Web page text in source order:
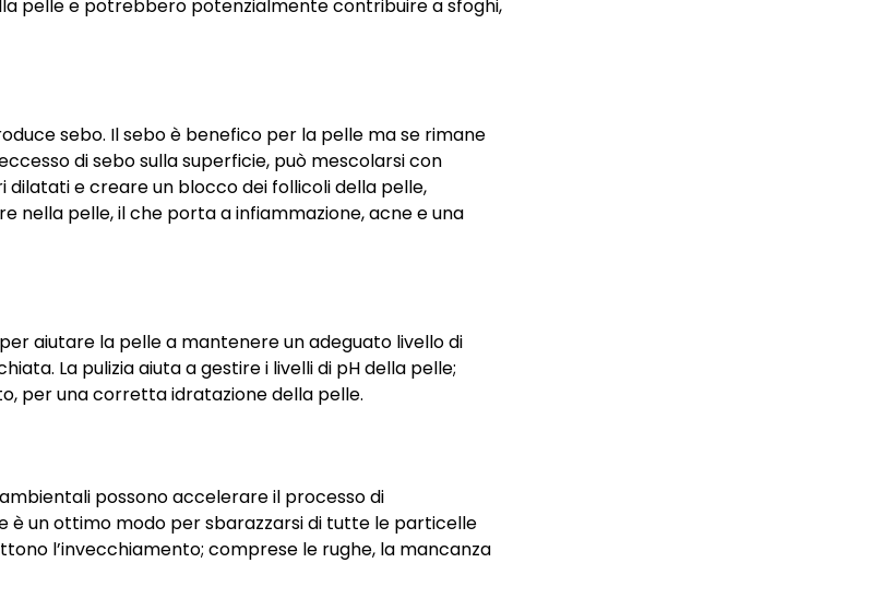
pelle e potrebbero potenzialmente contribuire a sfoghi,
sebo. Il sebo è benefico per la pelle ma se rimane
di sebo sulla superficie, può mescolarsi con
dilatati e creare un blocco dei follicoli della pelle,
pelle, il che porta a infiammazione, acne e una
aiutare la pelle a mantenere un adeguato livello di
La pulizia aiuta a gestire i livelli di pH della pelle;
per una corretta idratazione della pelle.
possono accelerare il processo di
è un ottimo modo per sbarazzarsi di tutte le particelle
l’invecchiamento; comprese le rughe, la mancanza